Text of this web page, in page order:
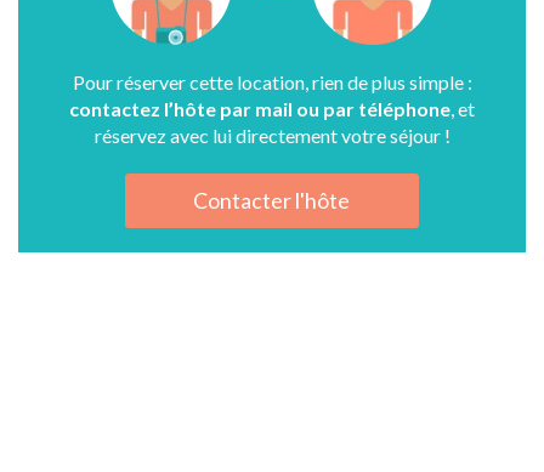
Pour réserver cette location, rien de plus simple :
contactez l’hôte par mail ou par téléphone , et
réservez avec lui directement votre séjour !
Contacter l'hôte